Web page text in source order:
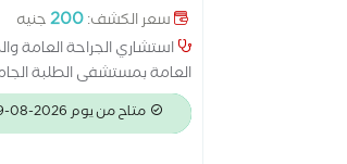
سعر الكشف:200جنيه
العامة بمستشفى الطلبة
خبرة أكثر من 15
الزائدة – إصلاح الفتق بجميع
الهضمي والقولون والمستقيم
متاح من يوم 2026-08-09